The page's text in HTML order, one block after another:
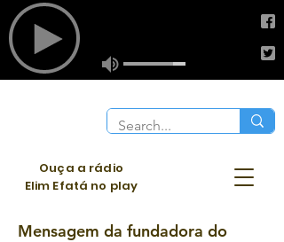
Ouça a rádio
Elim Efatá no play
Mensagem da fundadora do